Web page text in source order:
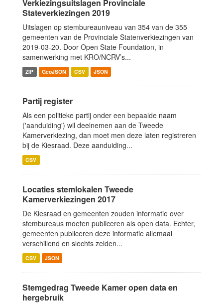
Verkiezingsuitslagen Provinciale
Stateverkiezingen 2019
Uitslagen op stembureauniveau van 354 van de 355
gemeenten van de Provinciale Statenverkiezingen van
2019-03-20. Door Open State Foundation, in
samenwerking met KRO/NCRV’s...
ZIP GeoJSON CSV JSON
Partij register
Als een politieke partij onder een bepaalde naam
('aanduiding') wil deelnemen aan de Tweede
Kamerverkiezing, dan moet men deze laten registreren
bij de Kiesraad. Deze aanduiding...
CSV
Locaties stemlokalen Tweede
Kamerverkiezingen 2017
De Kiesraad en gemeenten zouden informatie over
stembureaus moeten publiceren als open data. Echter,
gemeenten publiceren deze informatie allemaal
verschillend en slechts zelden...
CSV JSON
Stemgedrag Tweede Kamer open data en
hergebruik